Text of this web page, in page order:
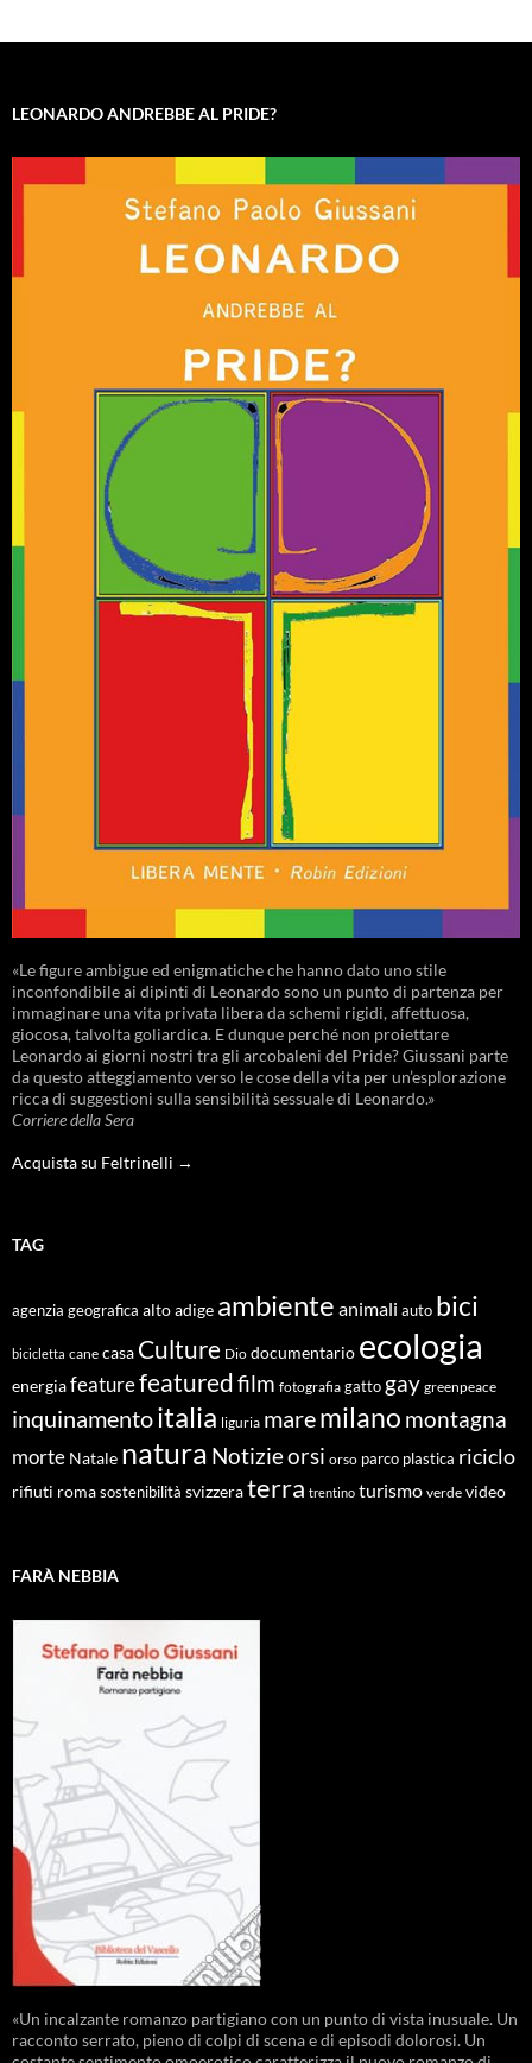
LEONARDO ANDREBBE AL PRIDE?
«Le figure ambigue ed enigmatiche che hanno dato uno stile
inconfondibile ai dipinti di Leonardo sono un punto di partenza per
immaginare una vita privata libera da schemi rigidi, affettuosa,
giocosa, talvolta goliardica. E dunque perché non proiettare
Leonardo ai giorni nostri tra gli arcobaleni del Pride? Giussani parte
da questo atteggiamento verso le cose della vita per un’esplorazione
ricca di suggestioni sulla sensibilità sessuale di Leonardo.»
Corriere della Sera
Acquista su Feltrinelli →
TAG
agenzia geografica alto adige ambiente animali auto bici
bicicletta cane casa Culture Dio documentario ecologia
energiafeaturefeaturedfilm fotografia gatto gay greenpeace
inquinamentoitalia liguria maremilano montagna
morte Natale natura Notizieorsi orso parco plastica riciclo
rifiuti roma sostenibilità svizzeraterra trentino turismo verde video
FARÀ NEBBIA
«Un incalzante romanzo partigiano con un punto di vista inusuale. Un
racconto serrato, pieno di colpi di scena e di episodi dolorosi. Un